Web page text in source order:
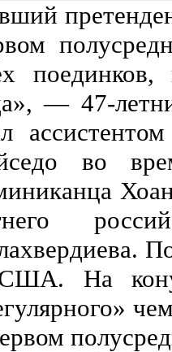
— 47-
во
На кону